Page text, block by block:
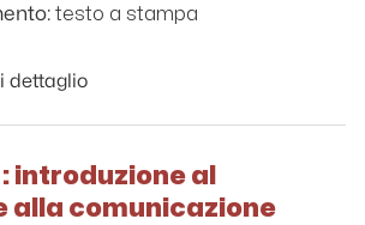
testo a stampa
dettaglio
introduzione al
alla comunicazione